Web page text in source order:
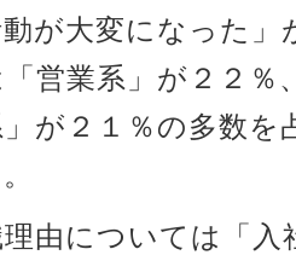
が大変になった」
営業系」が２２％
」が２１％の多数を
由については「入